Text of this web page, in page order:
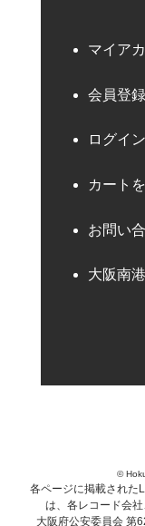
マイア
会員登録
ログイン
カート
お問い
大阪南
©
各ページに掲載された
は、各レコード会
大阪府公安委員会 第